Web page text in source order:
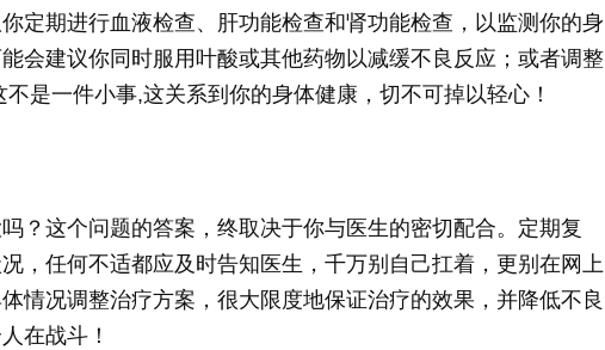
定期进行血液检查、肝功能检查和肾功能检查，以监测你的身
会建议你同时服用叶酸或其他药物以减缓不良反应；或者调整
是一件小事,这关系到你的身体健康，切不可掉以轻心！
？这个问题的答案，终取决于你与医生的密切配合。定期复
，任何不适都应及时告知医生，千万别自己扛着，更别在网上
情况调整治疗方案，很大限度地保证治疗的效果，并降低不良
在战斗！